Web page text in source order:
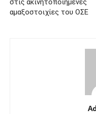
στις ακινητοποιημένες
αμαξοστοιχίες του ΟΣΕ